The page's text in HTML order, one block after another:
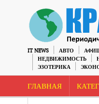
IT NEWS АВТО
НЕДВИЖИМОСТЬ
ЭЗОТЕРИКА
ГЛАВНАЯ